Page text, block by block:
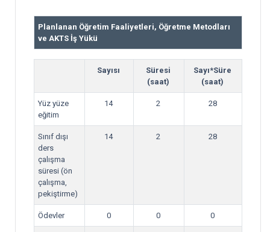
Planlanan Öğretim Faaliyetleri, Öğretme Metodları
ve AKTS İş Yükü
Sayısı
Süresi
(saat)
Sayı*Süre
(saat)
Yüz yüze
eğitim
14 2 28
Sınıf dışı
ders
çalışma
süresi (ön
çalışma,
pekiştirme)
14 2 28
Ödevler 0 0 0